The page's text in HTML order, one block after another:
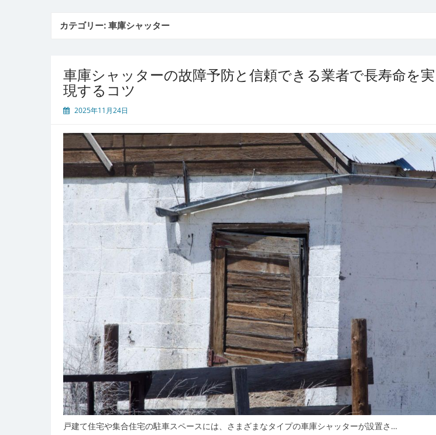
カテゴリー:車庫シャッター
車庫シャッターの故障予防と信頼できる業者で長寿命を実
現するコツ
2025年11月24日
戸建て住宅や集合住宅の駐車スペースには、さまざまなタイプの車庫シャッターが設置さ…